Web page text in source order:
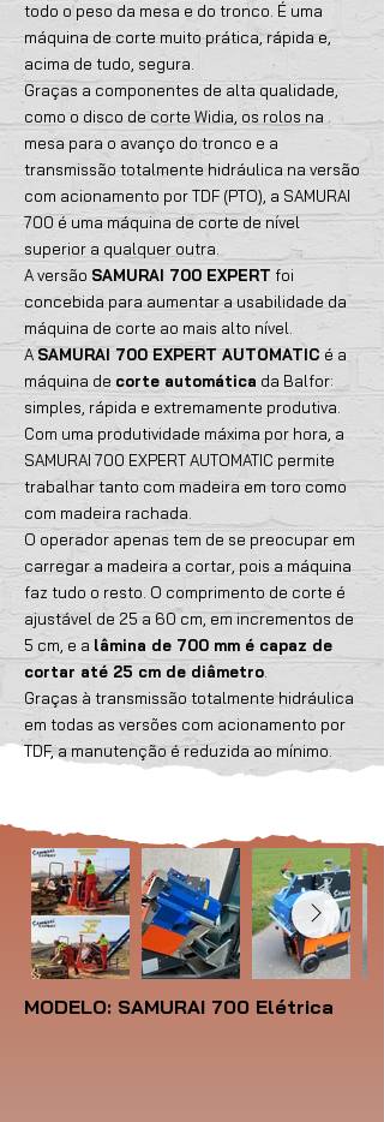
todo o peso da mesa e do tronco. É uma
máquina de corte muito prática, rápida e,
acima de tudo, segura.
Graças a componentes de alta qualidade,
como o disco de corte Widia, os rolos na
mesa para o avanço do tronco e a
transmissão totalmente hidráulica na versão
com acionamento por TDF (PTO), a SAMURAI
700 é uma máquina de corte de nível
superior a qualquer outra.
A versão SAMURAI 700 EXPERT foi
concebida para aumentar a usabilidade da
máquina de corte ao mais alto nível.
A SAMURAI 700 EXPERT AUTOMATIC é a
máquina de corte automática da Balfor:
simples, rápida e extremamente produtiva.
Com uma produtividade máxima por hora, a
SAMURAI 700 EXPERT AUTOMATIC permite
trabalhar tanto com madeira em toro como
com madeira rachada.
O operador apenas tem de se preocupar em
carregar a madeira a cortar, pois a máquina
faz tudo o resto. O comprimento de corte é
ajustável de 25 a 60 cm, em incrementos de
5 cm, e a lâmina de 700 mm é capaz de
cortar até 25 cm de diâmetro
Graças à transmissão totalmente hidráulica
em todas as versões com acionamento por
TDF, a manutenção é reduzida ao mínimo.
MODELO: SAMURAI 700 Elétrica